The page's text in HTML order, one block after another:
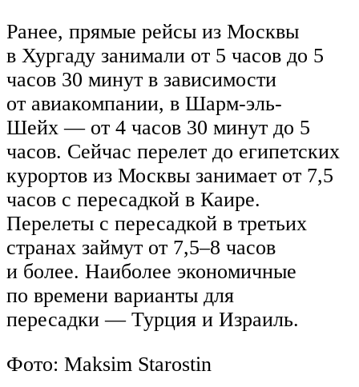
Ранее, прямые рейсы из Москвы
в Хургаду занимали от 5 часов до 5
часов 30 минут в зависимости
от авиакомпании, в Шарм-эль-
Шейх — от 4 часов 30 минут до 5
часов. Сейчас перелет до египетских
курортов из Москвы занимает от 7,5
часов с пересадкой в Каире.
Перелеты с пересадкой в третьих
странах займут от 7,5–8 часов
и более. Наиболее экономичные
по времени варианты для
пересадки — Турция и Израиль.
Фото: Maksim Starostin